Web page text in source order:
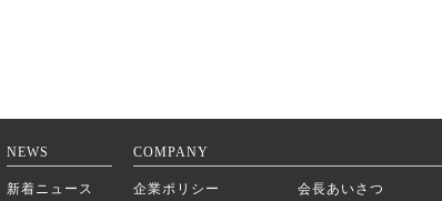
NEWS
新着ニュース
COMPANY
企業ポリシー
会長あいさつ